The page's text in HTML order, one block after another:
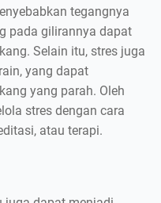
tegangnya
pada gilirannya dapat
Selain itu, stres juga
yang dapat
yang parah. Oleh
stres dengan cara
atau terapi.